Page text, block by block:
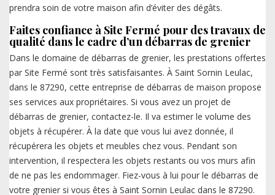
prendra soin de votre maison afin d’éviter des dégâts.
Faites confiance à Site Fermé pour des travaux de
qualité dans le cadre d’un débarras de grenier
Dans le domaine de débarras de grenier, les prestations offertes
par Site Fermé sont très satisfaisantes. À Saint Sornin Leulac,
dans le 87290, cette entreprise de débarras de maison propose
ses services aux propriétaires. Si vous avez un projet de
débarras de grenier, contactez-le. Il va estimer le volume des
objets à récupérer. À la date que vous lui avez donnée, il
récupérera les objets et meubles chez vous. Pendant son
intervention, il respectera les objets restants ou vos murs afin
de ne pas les endommager. Fiez-vous à lui pour le débarras de
votre grenier si vous êtes à Saint Sornin Leulac dans le 87290.